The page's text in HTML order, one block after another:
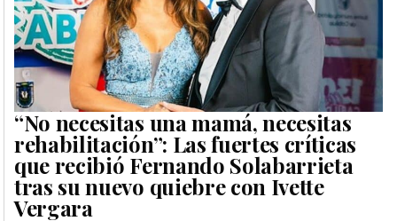
“No necesitas una mamá, necesitas
rehabilitación”: Las fuertes críticas
que recibió Fernando Solabarrieta
tras su nuevo quiebre con Ivette
Vergara